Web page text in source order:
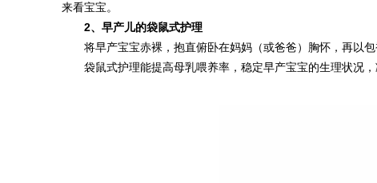
来看宝宝。
2、 早产儿的袋鼠式护理
将早产宝宝赤裸，抱直俯卧在妈妈（或爸爸）胸怀，再以
袋鼠式护理能提高母乳喂养率，稳定早产宝宝的生理状况，